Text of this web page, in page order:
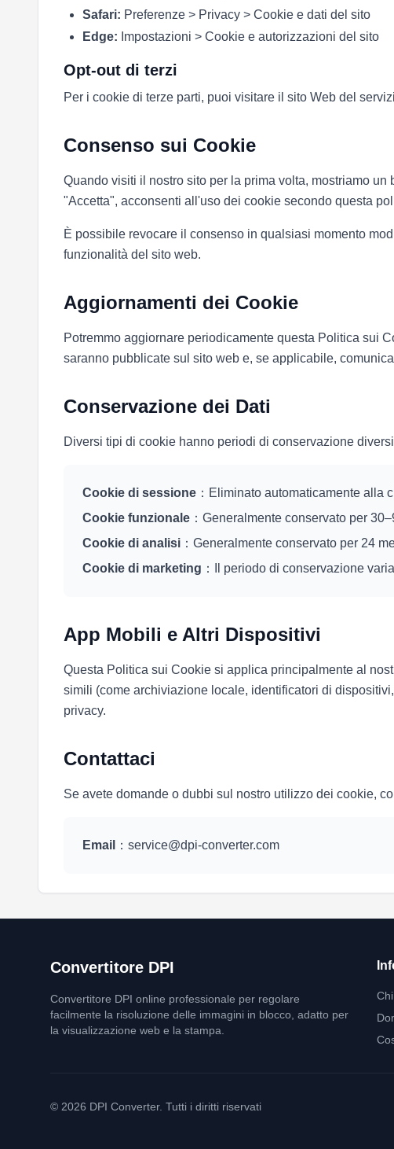
Safari: Preferenze > Privacy > Cookie e dati del sito
Edge: Impostazioni > Cookie e autorizzazioni del sito
Opt-out di terzi
Per i cookie di terze parti, puoi visitare il sito Web del
Consenso sui Cookie
Quando visiti il nostro sito per la prima volta, mostriamo
"Accetta", acconsenti all'uso dei cookie secondo questa
È possibile revocare il consenso in qualsiasi momento
funzionalità del sito web.
Aggiornamenti dei Cookie
Potremmo aggiornare periodicamente questa Politica sui
saranno pubblicate sul sito web e, se applicabile,
Conservazione dei Dati
Diversi tipi di cookie hanno periodi di conservazione
Cookie di sessione ：Eliminato automaticamente alla
Cookie funzionale ：Generalmente conservato per
Cookie di analisi ：Generalmente conservato per 24
Cookie di marketing ：Il periodo di conservazione
App Mobili e Altri Dispositivi
Questa Politica sui Cookie si applica principalmente al
simili (come archiviazione locale, identificatori di
privacy.
Contattaci
Se avete domande o dubbi sul nostro utilizzo dei cookie,
Email ： service@dpi-converter.com
Convertitore DPI
Convertitore DPI online professionale per regolare
facilmente la risoluzione delle immagini in blocco, adatto per
la visualizzazione web e la stampa.
© 2026 DPI Converter. Tutti i diritti riservati